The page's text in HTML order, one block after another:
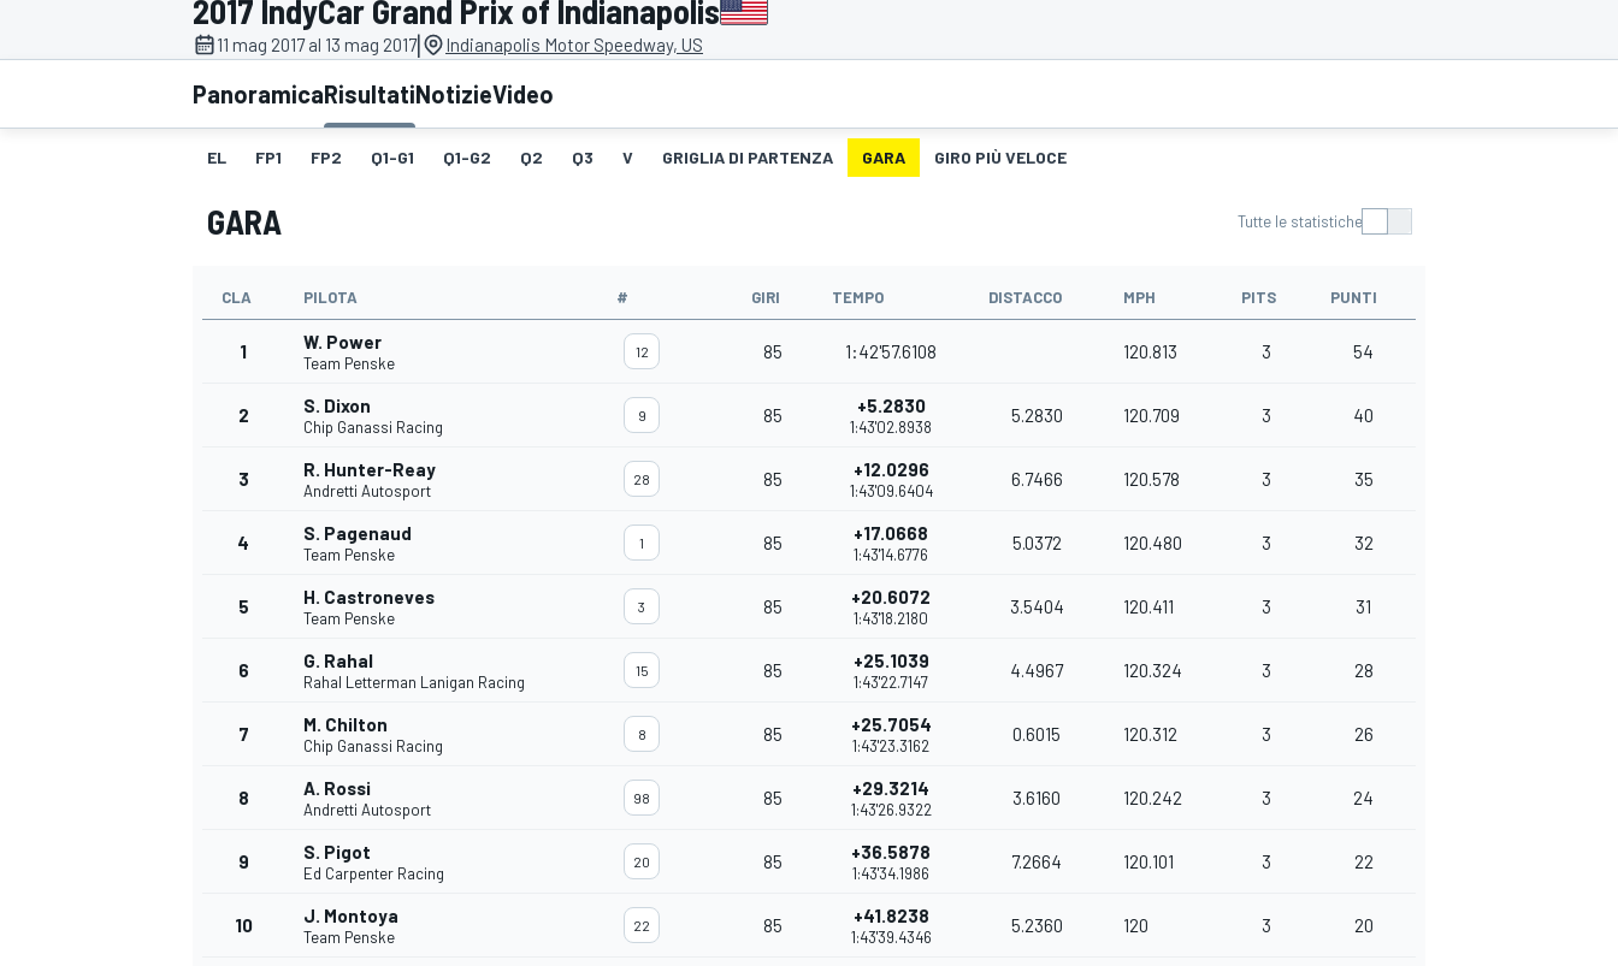
MOTOGP WEC
WRC
2017 IndyCar Grand Prix of Indianapolis
11 mag 2017 al 13 mag 2017| Indianapolis Motor Speedway, US
PanoramicaRisultatiNotizieVideo
EL FP1 FP2 Q1-G1 Q1-G2 Q2 Q3 V GRIGLIA DI PARTENZA GARA GIRO PIÙ VELOCE
GARA Tutte le statistiche
CLA PILOTA # GIRI TEMPO DISTACCO MPH PITS PUNTI
1 W. Power
Team Penske
12 85 1:42'57.6108 120.813 3 54
2 S. Dixon
Chip Ganassi Racing
9 85 +5.2830
1:43'02.8938
5.2830 120.709 3 40
3 R. Hunter-Reay
Andretti Autosport
28 85 +12.0296
1:43'09.6404
6.7466 120.578 3 35
4 S. Pagenaud
Team Penske
1 85 +17.0668
1:43'14.6776
5.0372 120.480 3 32
5 H. Castroneves
Team Penske
3 85 +20.6072
1:43'18.2180
3.5404 120.411 3 31
6 G. Rahal
Rahal Letterman Lanigan Racing
15 85 +25.1039
1:43'22.7147
4.4967 120.324 3 28
7 M. Chilton
Chip Ganassi Racing
8 85 +25.7054
1:43'23.3162
0.6015 120.312 3 26
8 A. Rossi
Andretti Autosport
98 85 +29.3214
1:43'26.9322
3.6160 120.242 3 24
9 S. Pigot
Ed Carpenter Racing
20 85 +36.5878
1:43'34.1986
7.2664 120.101 3 22
10 J. Montoya
Team Penske
22 85 +41.8238
1:43'39.4346
5.2360 120 3 20